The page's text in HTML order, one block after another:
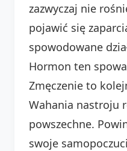
zazwyczaj nie
pojawić się
spowodowane
Hormon ten
Zmęczenie to
Wahania nastroju
powszechne.
swoje